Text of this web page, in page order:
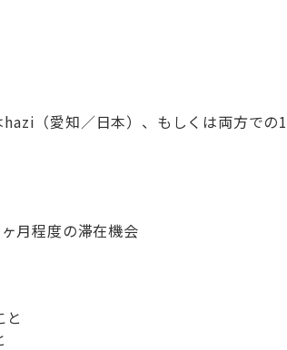
（愛知／日本）、もしくは両方で
月程度の滞在機会
と